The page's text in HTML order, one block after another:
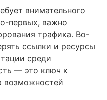
внимательного
первых, важно
трафика. Во-
ссылки и ресурсы
среди
— это ключ к
возможностей